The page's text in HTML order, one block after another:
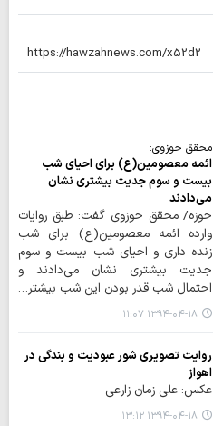
محقق حوزوی:
ائمه معصومین(ع) برای احیای شب
بیست و سوم جدیت بیشتری نشان
می‌دادند
حوزه/ محقق حوزوی گفت: طبق روایات
وارده ائمه معصومین(ع) برای شب
زنده داری و احیای شب بیست و سوم
جدیت بیشتری نشان می‌دادند و
احتمال شب قدر بودن این شب بیشتر…
۱۳۹۴-۰۴-۱۸ ۱۱:۰۷
روایت تصویری شور عبودیت و بندگی در
اهواز
عکس: علی زمان زارعی
۱۳۹۴-۰۴-۱۸ ۱۳:۱۲